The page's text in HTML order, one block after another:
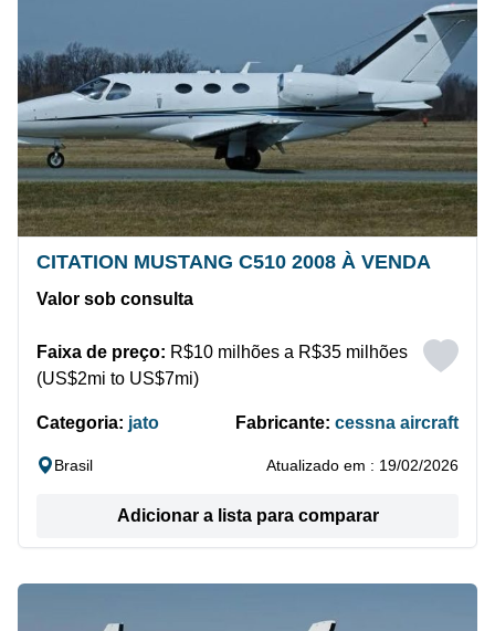
CITATION MUSTANG C510 2008 À VENDA
Valor sob consulta
Faixa de preço: R$10 milhões a R$35 milhões
(US$2mi to US$7mi)
Categoria: jato Fabricante: cessna aircraft
Brasil Atualizado em : 19/02/2026
Adicionar a lista para comparar